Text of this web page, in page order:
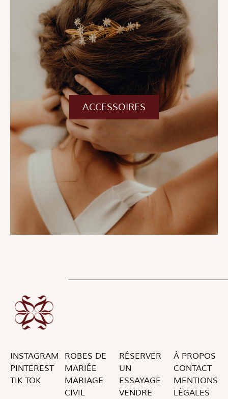
ACCESSOIRES
INSTAGRAM
PINTEREST
TIK TOK
ROBES DE
MARIÉE
MARIAGE
CIVIL
RÉSERVER
UN
ESSAYAGE
VENDRE
À PROPOS
CONTACT
MENTIONS
LÉGALES